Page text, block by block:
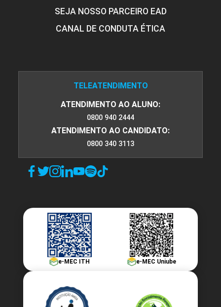
75
45
GENÉTICA ANIMAL
GESTÃO DE EMPRESAS RURAIS
SEJA NOSSO PARCEIRO EAD
CANAL DE CONDUTA ÉTICA
TELEATENDIMENTO
ATENDIMENTO AO ALUNO:
0800 940 2444
ATENDIMENTO AO CANDIDATO:
0800 340 3113
e-MEC ITH e-MEC Uniube